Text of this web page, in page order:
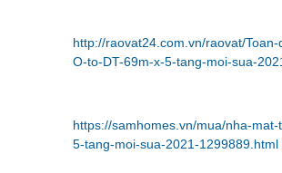
http://raovat24.com.vn/raovat/
O-to-DT-69m-x-5-tang-moi-sua-
https://samhomes.vn/mua/nha-
5-tang-moi-sua-2021-1299889.html